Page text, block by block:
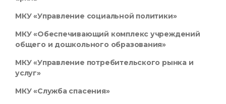
МКУ «Управление социальной политики»
МКУ «Обеспечивающий комплекс учреждений
общего и дошкольного образования»
МКУ «Управление потребительского рынка и
услуг»
МКУ «Служба спасения»